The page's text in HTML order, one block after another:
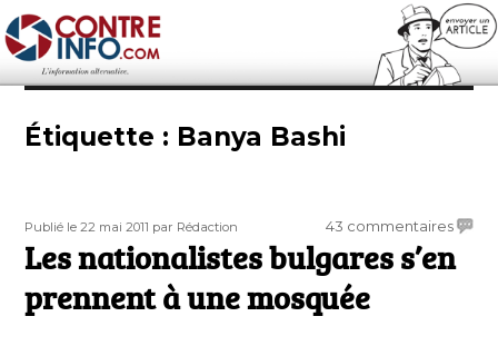
Contre-Info
Étiquette : Banya Bashi
Publié
le
Publié le 22 mai 2011 Auteur
par Rédaction 43 commentairessur
Les nationalistes bulgares s’en
prennent à une mosquée